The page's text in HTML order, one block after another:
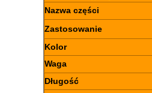
Nazwa części
Zastosowanie
Kolor
Waga
Długość